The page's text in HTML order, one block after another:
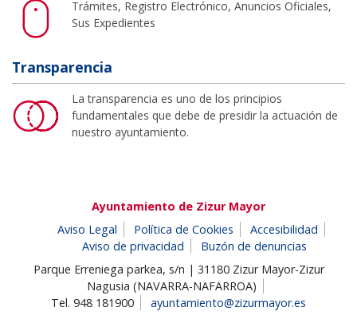
Trámites, Registro Electrónico, Anuncios Oficiales,
Sus Expedientes
Transparencia
La transparencia es uno de los principios
fundamentales que debe de presidir la actuación de
nuestro ayuntamiento.
Ayuntamiento de Zizur Mayor
Aviso Legal
Política de Cookies
Accesibilidad
Aviso de privacidad
Buzón de denuncias
Parque Erreniega parkea, s/n | 31180 Zizur Mayor-Zizur
Nagusia (NAVARRA-NAFARROA)
Tel. 948 181900
ayuntamiento@zizurmayor.es